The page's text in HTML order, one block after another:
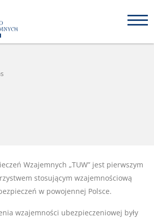
Wzajemnych „TUW” jest pierwszym
stosującym wzajemnościową
w powojennej Polsce.
wzajemności ubezpieczeniowej były